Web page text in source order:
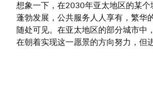
想象一下，在2030年亚太地区的某个
蓬勃发展，公共服务人人享有，繁华
随处可见。在亚太地区的部分城市中
在朝着实现这一愿景的方向努力，但